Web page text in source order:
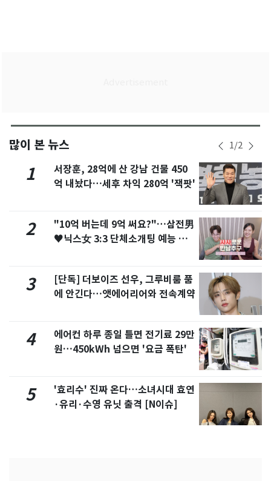
많이 본 뉴스 1/2
1
서장훈, 28억에 산 강남 건물 450
억 내놨다…세후 차익 280억 '잭팟'
2
"10억 버는데 9억 써요?"…삼전男
♥닉스女 3:3 단체소개팅 예능 화
3
[단독] 더보이즈 선우, 그루비룸 품
에 안긴다…앳에어리어와 전속계약
4
에어컨 하루 종일 틀면 전기료 29만
원…450kWh 넘으면 '요금 폭탄'
5
'효리수' 진짜 온다…소녀시대 효연
·유리·수영 유닛 출격 [N이슈]